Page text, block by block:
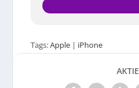
Tags:Apple | iPhone